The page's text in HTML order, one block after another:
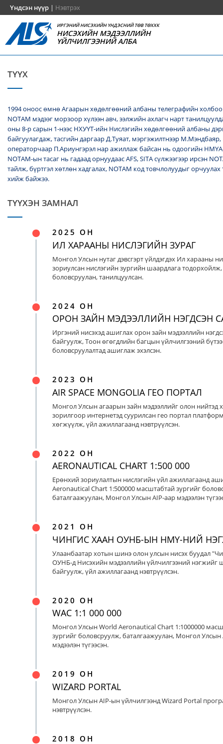
Үндсэн нүүр | Нэвтрэх
ИРГЭНИЙ НИСЭХИЙН ҮНДЭСНИЙ ТӨВ ТӨХХК
НИСЭХИЙН МЭДЭЭЛЛИЙН
ҮЙЛЧИЛГЭЭНИЙ АЛБА
ТҮҮХ
1994 оноос өмнө Агаарын хөдөлгөөний албаны телеграфийн
NОТАМ мэдээг морзоор хүлээн авч, ээлжийн ахлагч нарт
оны 8-р сарын 1-нээс НХУҮТ-ийн Нислэгийн хөдөлгөөний албаны
байгуулагдаж, тасгийн даргаар Д.Туяат, мэргэжилтнээр
операторчаар П.Ариунгэрэл нар ажиллаж байсан нь одоогийн
NOTAM-ын тасаг нь гадаад орнуудаас AFS, SITA сүлжээгээр ирсэн
тайлж, бүртгэл хөтлөн хадгалах, NОТАМ код товчлолуудыг
хийж байжээ.
ТҮҮХЭН ЗАМНАЛ
2025 ОН
ИЛ ХАРААНЫ НИСЛЭГИЙН ЗУРАГ
Монгол Улсын нутаг дэвсгэрт үйлдэгдэх Ил харааны
зориулсан нислэгийн зургийн шаардлага тодорхойлж,
боловсруулан, танилцуулсан.
2024 ОН
ОРОН ЗАЙН МЭДЭЭЛЛИЙН НЭГДСЭН
Иргэний нисэхэд ашиглах орон зайн мэдээллийн
байгуулж, Тоон өгөгдлийн багцын үйлчилгээний
боловсруулалтад ашиглаж эхэлсэн.
2023 ОН
AIR SPACE MONGOLIA ГЕО ПОРТАЛ
Монгол Улсын агаарын зайн мэдээллийг олон нийтэд
зорилгоор интернетэд суурилсан гео портал
хөгжүүлж, үйл ажиллагаанд нэвтрүүлсэн.
2022 ОН
AERONAUTICAL CHART 1:500 000
Ерөнхий зориулалтын нислэгийн үйл ажиллагаанд
Aeronautical Chart 1:500000 масштабтай зургийг
баталгаажуулан, Монгол Улсын AIP-аар мэдээлэн
2021 ОН
ЧИНГИС ХААН ОУНБ-ЫН НМҮ-НИЙ
Улаанбаатар хотын шинэ олон улсын нисэх буудал
ОУНБ-д Нисэхийн мэдээллийн үйлчилгээний нэгжийг
байгуулж, үйл ажиллагаанд нэвтрүүлсэн.
2020 ОН
WAC 1:1 000 000
Монгол Улсын World Aeronautical Chart 1:1000000
зургийг боловсруулж, баталгаажуулан, Монгол Улсын
мэдээлэн түгээсэн.
2019 ОН
WIZARD PORTAL
Монгол Улсын AIP-ын үйлчилгээнд Wizard Portal
нэвтрүүлсэн.
2018 ОН